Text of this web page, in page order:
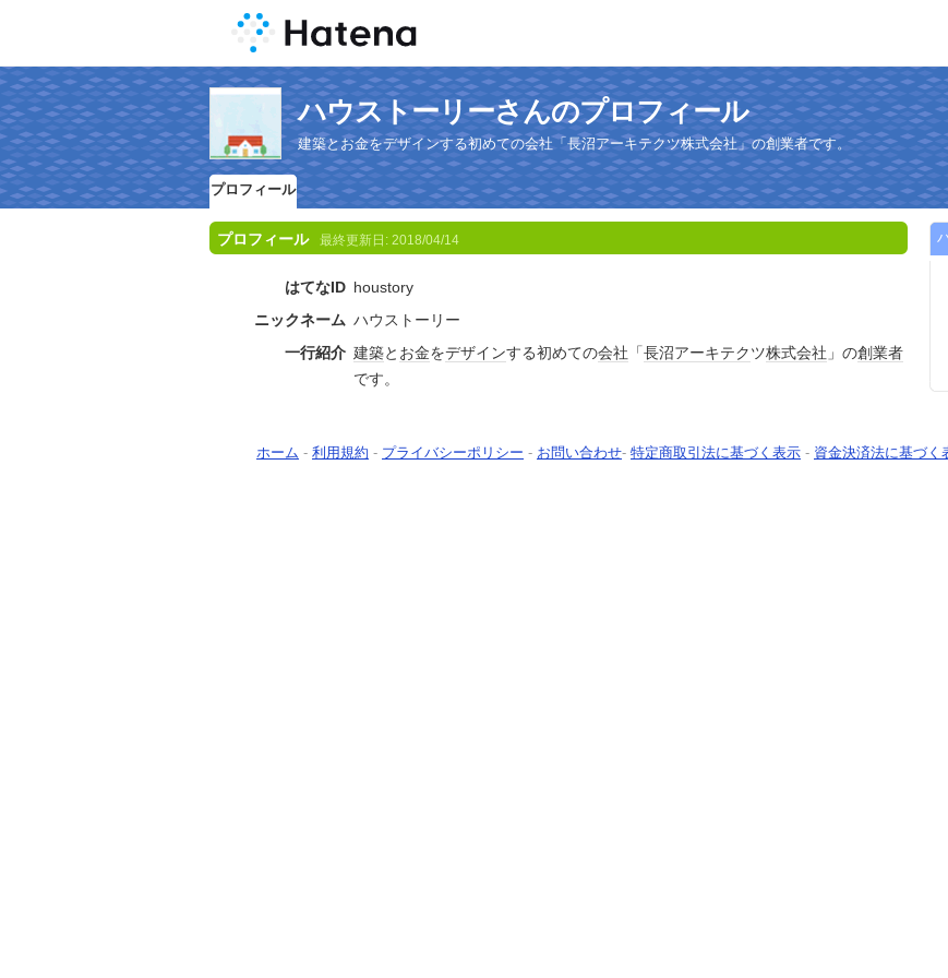
ハウストーリーさんのプロフィール
建築とお金をデザインする初めての会社「長沼アーキテクツ株式会社」の創業者です。
プロフィール
プロフィール 最終更新日: 2018/04/14
はてなID houstory
ニックネーム ハウストーリー
一行紹介 建築と お金をデザインする初めての会社 「長沼アーキテクツ株式会社 」の創業者
です。
ホーム - 利用規約 - プライバシーポリシー - お問い合わせ- 特定商取引法に基づく表示 - 資金決済法に基づく